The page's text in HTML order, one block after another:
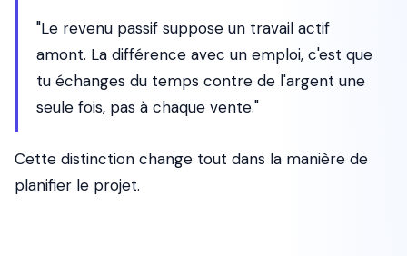
"Le revenu passif suppose un travail actif
amont. La différence avec un emploi, c'est que
tu échanges du temps contre de l'argent une
seule fois, pas à chaque vente."
Cette distinction change tout dans la manière de
planifier le projet.